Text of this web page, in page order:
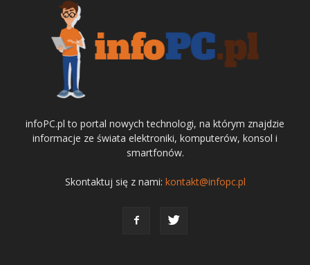
infoPC.pl to portal nowych technologi, na którym znajdzie
informacje ze świata elektroniki, komputerów, konsol i
smartfonów.
Skontaktuj się z nami: kontakt@infopc.pl